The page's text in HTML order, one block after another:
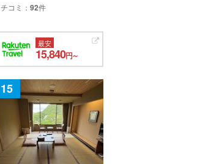
コミ： 92件
最安
15,840円～
15